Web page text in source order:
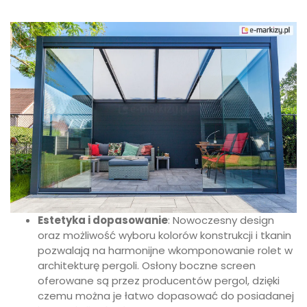
Estetyka i dopasowanie: Nowoczesny design
oraz możliwość wyboru kolorów konstrukcji i tkanin
pozwalają na harmonijne wkomponowanie rolet w
architekturę pergoli. Osłony boczne screen
oferowane są przez producentów pergol, dzięki
czemu można je łatwo dopasować do posiadanej